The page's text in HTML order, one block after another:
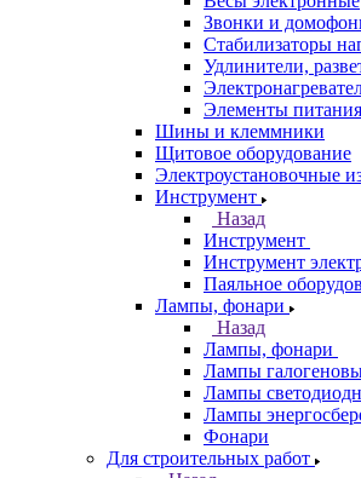
Звонки и
Стабилизаторы
Удлинители,
Элементы питания
Шины и клеммники
Щитовое оборудование
Электроустановочные
Инструмент
Назад
Инструмент
Инструмент
Паяльное
Лампы, фонари
Назад
Лампы, фонари
Лампы
Лампы
Лампы
Фонари
Для строительных работ